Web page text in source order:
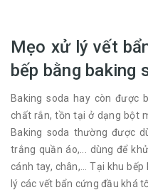
Mẹo xử lý vết
bếp bằng baking
Baking soda hay còn được
chất rắn, tồn tại ở dạng bột
Baking soda thường được
trắng quần áo,... dùng để
cánh tay, chân,... Tại khu
lý các vết bẩn cứng đầu khá